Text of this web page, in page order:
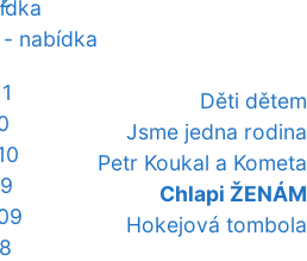
nabídka
Děti dětem
Jsme jedna rodina
Petr Koukal a Kometa
Chlapi ŽENÁM
Hokejová tombola